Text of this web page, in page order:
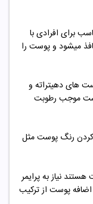
برای افرادی با
میشود و پوست را
های دهیتراته و
موجب رطوبت
کردن رنگ پوست مثل
نیاز به پرایمر
اضافه پوست از ترکیب